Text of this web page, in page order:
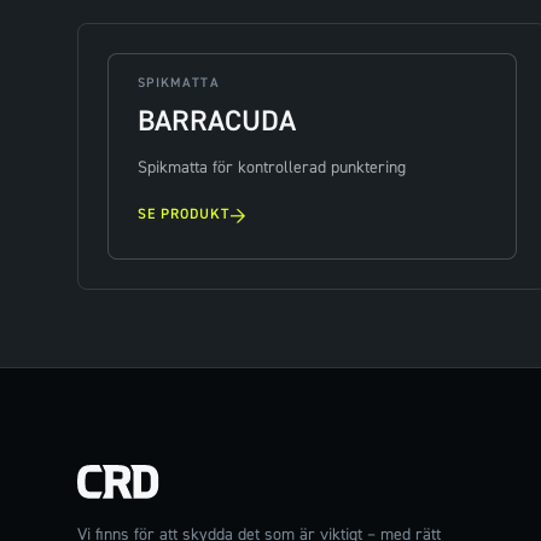
SPIKMATTA
BARRACUDA
Spikmatta för kontrollerad punktering
SE PRODUKT→
Vi finns för att skydda det som är viktigt – med rätt